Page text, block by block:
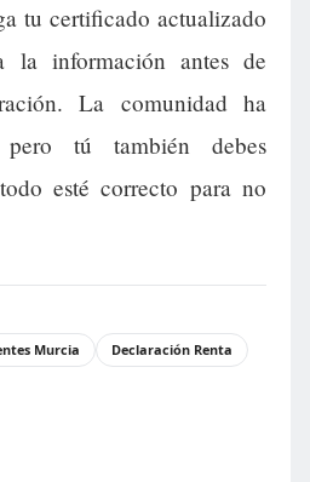
tu certificado actualizado
la información antes de
La comunidad ha
tú también debes
esté correcto para no
Murcia
Declaración Renta